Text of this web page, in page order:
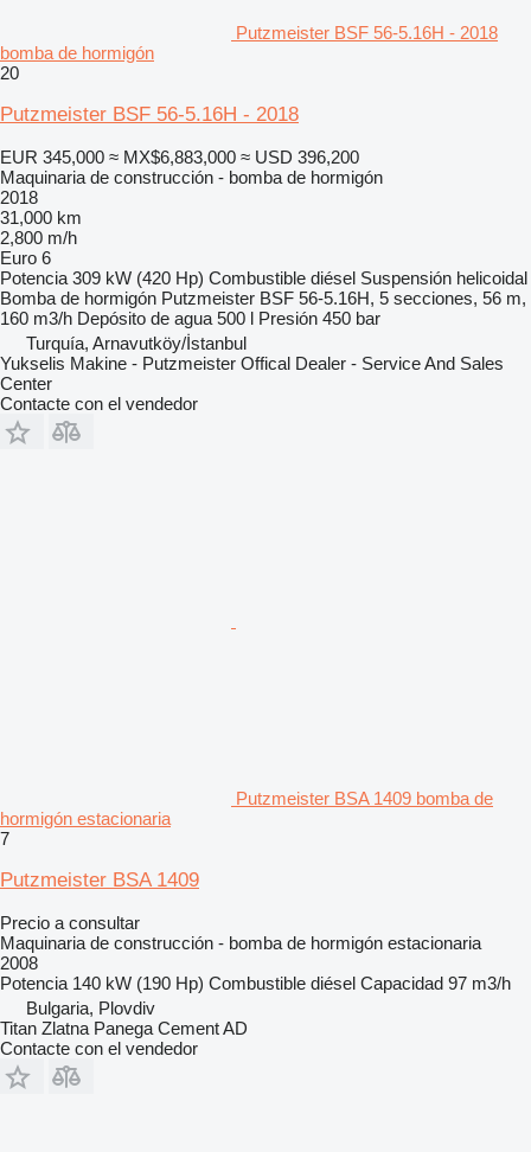
Putzmeister BSF 56-5.16H - 2018
bomba de hormigón
20
Putzmeister BSF 56-5.16H - 2018
EUR 345,000 ≈ MX$6,883,000 ≈ USD 396,200
Maquinaria de construcción - bomba de hormigón
2018
31,000 km
2,800 m/h
Euro 6
Potencia 309 kW (420 Hp) Combustible diésel Suspensión helicoidal
Bomba de hormigón Putzmeister BSF 56-5.16H, 5 secciones, 56 m,
160 m3/h Depósito de agua 500 l Presión 450 bar
Turquía, Arnavutköy/İstanbul
Yukselis Makine - Putzmeister Offical Dealer - Service And Sales
Center
Contacte con el vendedor
Putzmeister BSA 1409 bomba de
hormigón estacionaria
7
Putzmeister BSA 1409
Precio a consultar
Maquinaria de construcción - bomba de hormigón estacionaria
2008
Potencia 140 kW (190 Hp) Combustible diésel Capacidad 97 m3/h
Bulgaria, Plovdiv
Titan Zlatna Panega Cement AD
Contacte con el vendedor